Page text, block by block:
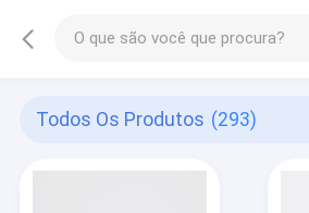
Todos Os Produtos (293)